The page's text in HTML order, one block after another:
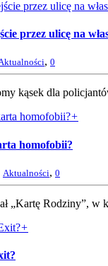
przez ulicę na
, 0
kąsek dla
+
homofobii?
Aktualności, 0
„Kartę Rodziny”, w
+